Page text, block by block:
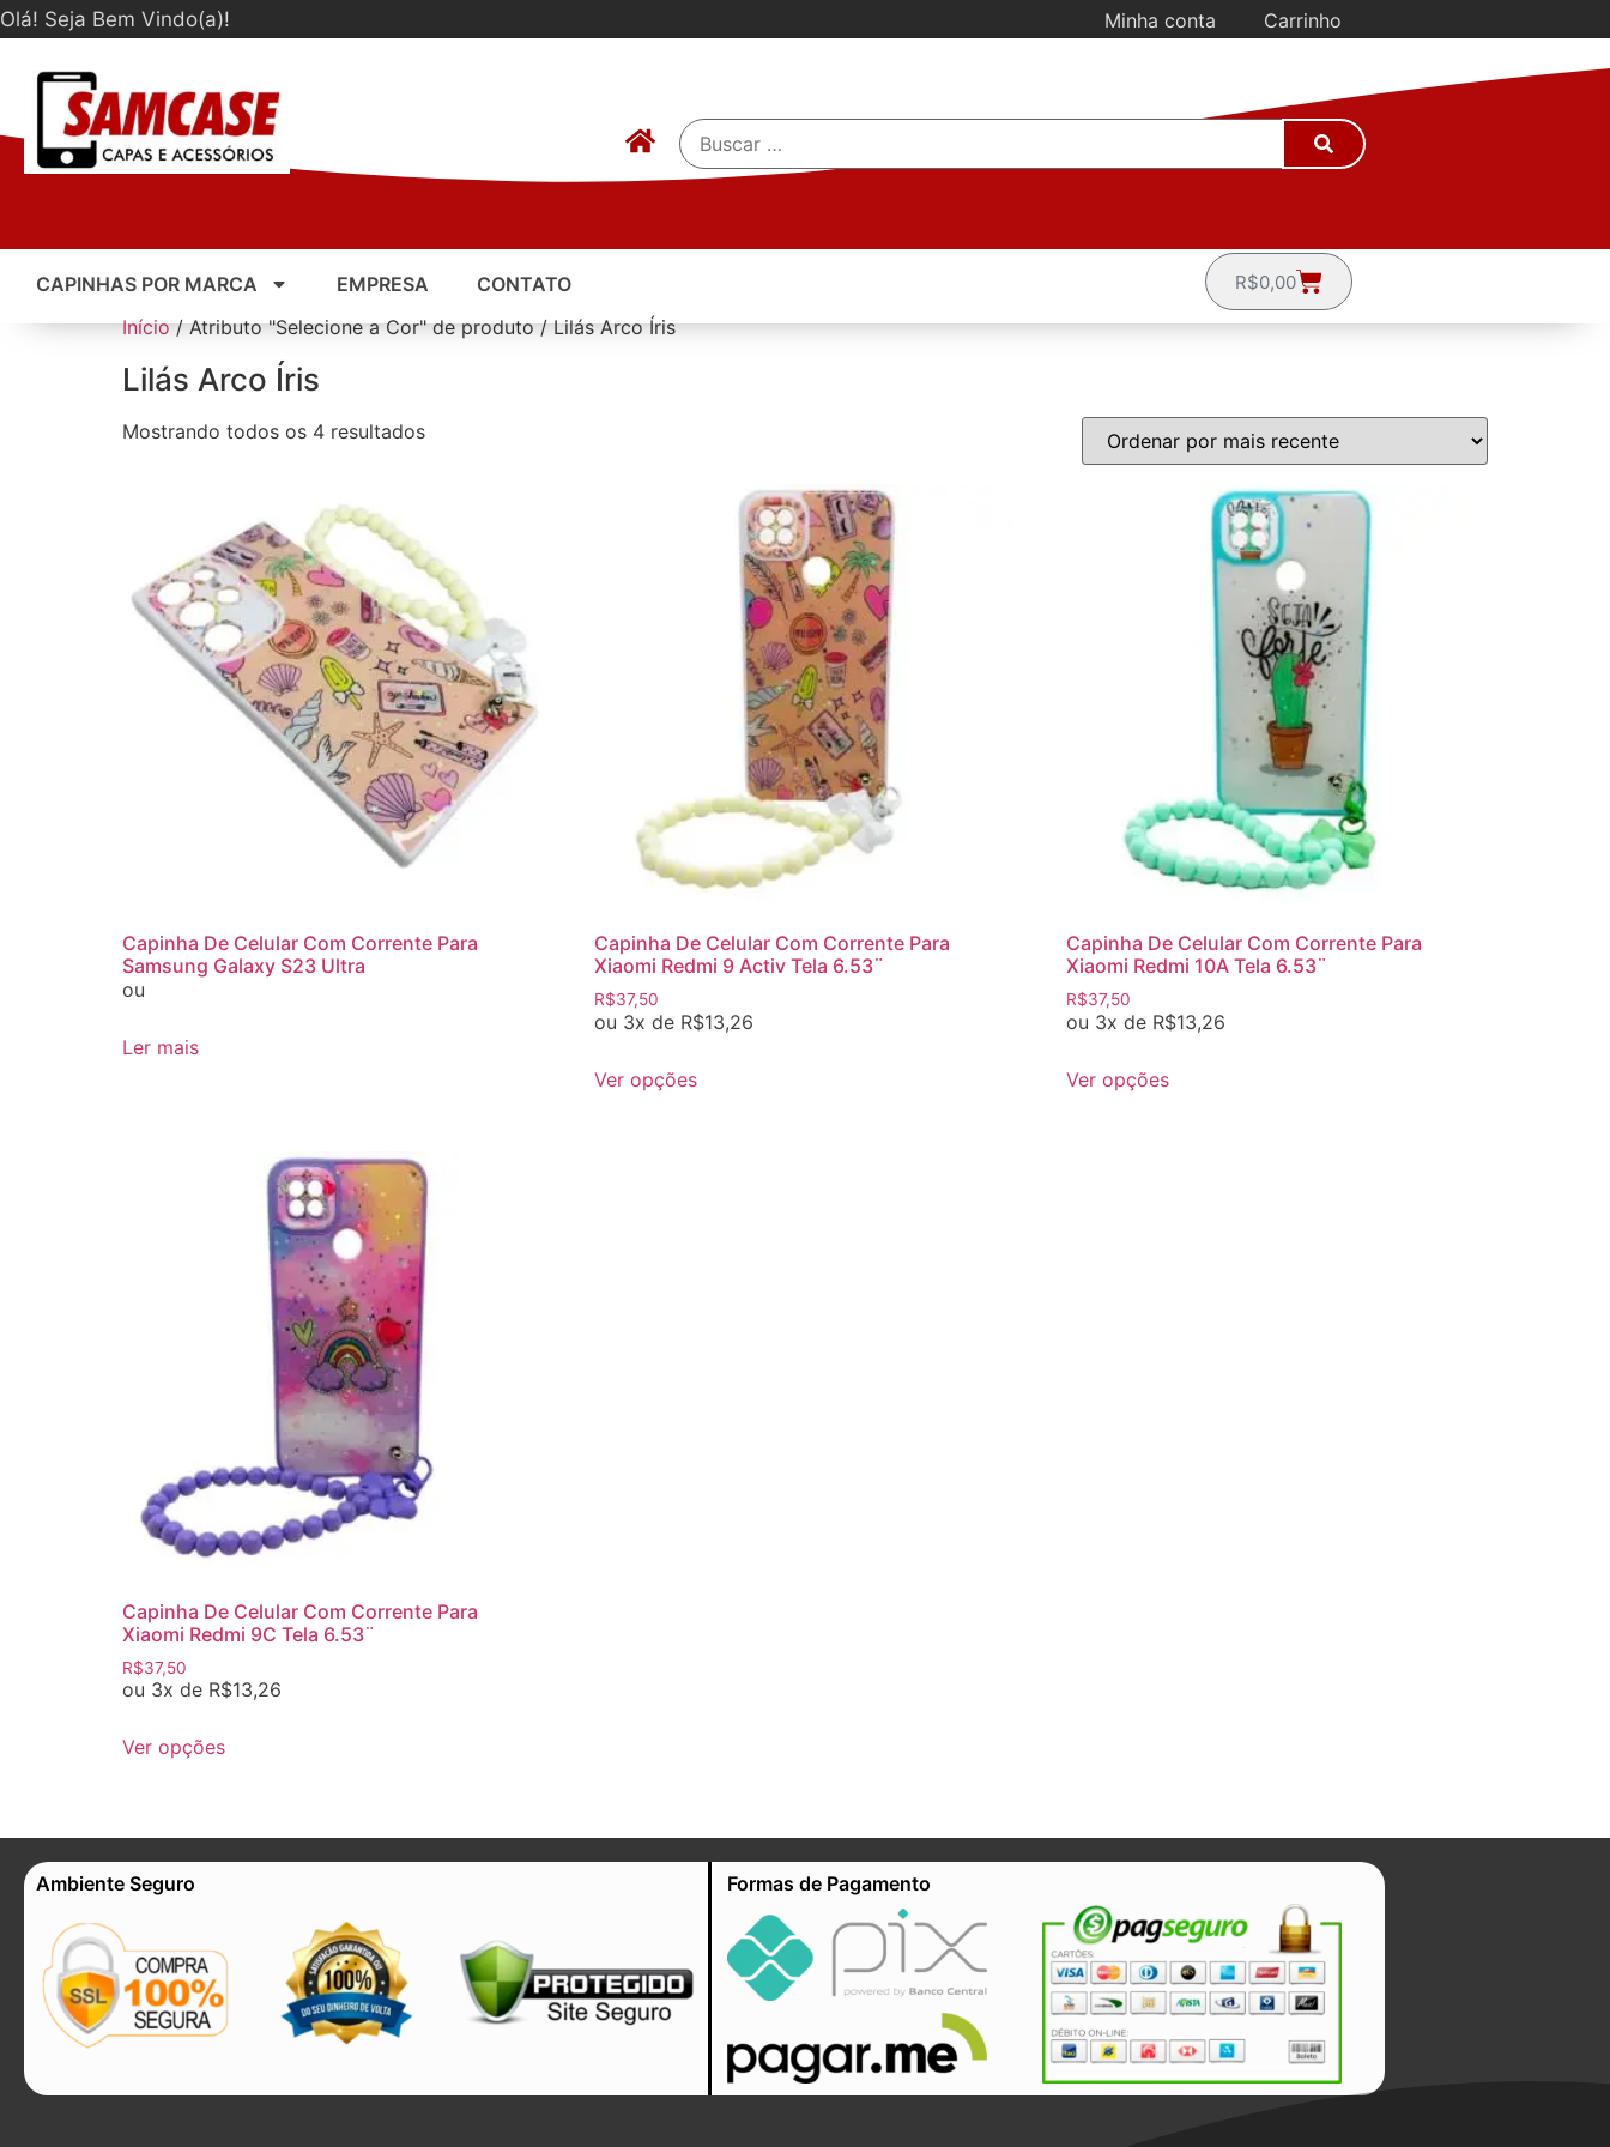
Olá! Seja Bem Vindo(a)! Minha conta Carrinho
CAPINHAS POR MARCA EMPRESA CONTATO R$0,00
Início/ Atributo "Selecione a Cor" de produto / Lilás Arco Íris
Lilás Arco Íris
Mostrando todos os 4 resultados
Capinha De Celular Com Corrente Para
Samsung Galaxy S23 Ultra
ou
Ler mais
Capinha De Celular Com Corrente Para
Xiaomi Redmi 9 Activ Tela 6.53¨
R$37,50
ou 3x de R$13,26
Ver opções
Capinha De Celular Com Corrente Para
Xiaomi Redmi 10A Tela 6.53¨
R$37,50
ou 3x de R$13,26
Ver opções
Capinha De Celular Com Corrente Para
Xiaomi Redmi 9C Tela 6.53¨
R$37,50
ou 3x de R$13,26
Ver opções
Ambiente Seguro Formas de Pagamento